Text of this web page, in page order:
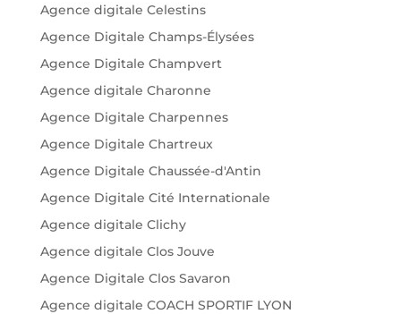
Agence digitale Celestins
Agence Digitale Champs-Élysées
Agence Digitale Champvert
Agence digitale Charonne
Agence Digitale Charpennes
Agence Digitale Chartreux
Agence Digitale Chaussée-d'Antin
Agence Digitale Cité Internationale
Agence digitale Clichy
Agence digitale Clos Jouve
Agence Digitale Clos Savaron
Agence digitale COACH SPORTIF LYON